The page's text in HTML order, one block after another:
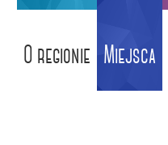
O regionie Miejsca